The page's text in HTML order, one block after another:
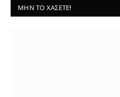
ΜΗΝ ΤΟ ΧΆΣΕΤΕ!